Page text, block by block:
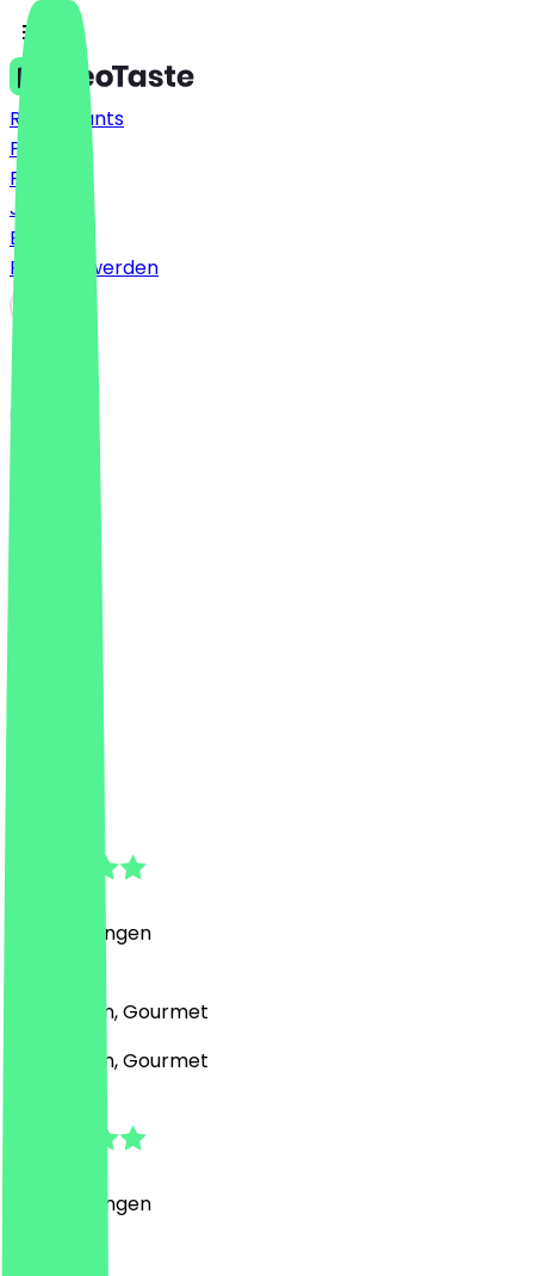
Restaurants
Preise
FAQ
Jobs
Blog
Partner werden
Bewertungen
Mediterran, Gourmet
Mediterran, Gourmet
Bewertungen